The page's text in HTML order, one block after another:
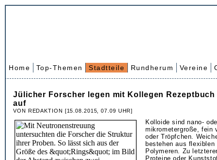
Home Top-Themen Stadtteile Rundherum Vereine
Jülicher Forscher legen mit Kollegen
auf
VON REDAKTION [15.08.2015, 07.09 UHR]
Kolloide sind nano-
mikrometergroße, fein
oder Tröpfchen.
bestehen aus
Polymeren. Zu
Proteine oder